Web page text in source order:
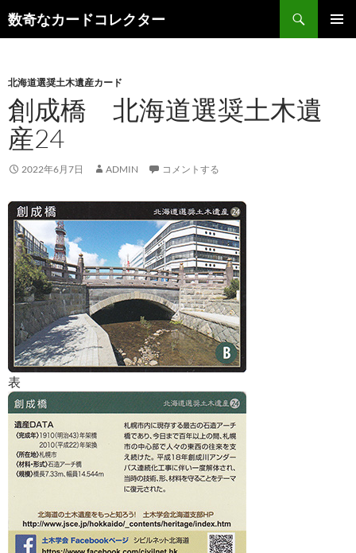
ン
ツ
へ
ス
キ
数奇なカードコレクター
検
索
北海道選奨土木遺産カード
創成橋 北海道選奨土木遺
産24
2022年6月7日 ADMIN コメントする
表